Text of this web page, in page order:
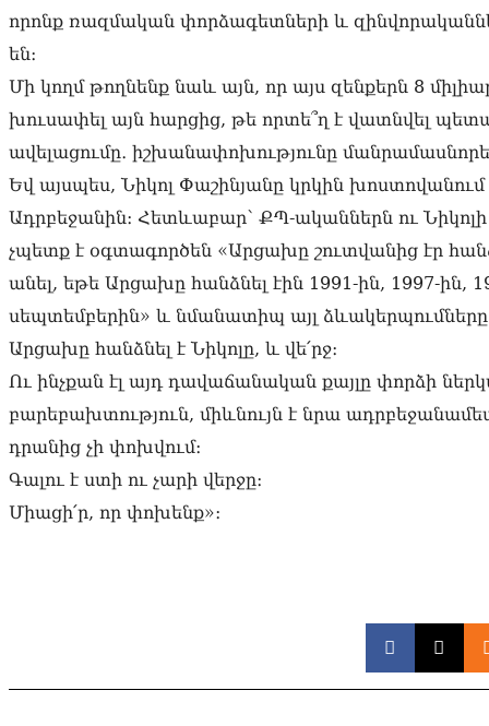
որոնք ռազմական փորձագետների և
են։
Մի կողմ թողնենք նաև այն, որ այս զենքերն 8
խուսափել այն հարցից, թե որտե՞ղ է վատնվել
ավելացումը․ իշխանափոխությունը
Եվ այսպես, Նիկոլ Փաշինյանը կրկին
Ադրբեջանին։ Հետևաբար՝ ՔՊ-ականներն ու
չպետք է օգտագործեն «Արցախը շուտվանից էր
անել, եթե Արցախը հանձնել էին 1991-ին, 1997-ին,
սեպտեմբերին» և նմանատիպ այլ
Արցախը հանձնել է Նիկոլը, և վե՛րջ։
Ու ինչքան էլ այդ դավաճանական քայլը փորձի
բարեբախտություն, միևնույն է նրա
դրանից չի փոխվում։
Գալու է ստի ու չարի վերջը։
Միացի՛ր, որ փոխենք»։